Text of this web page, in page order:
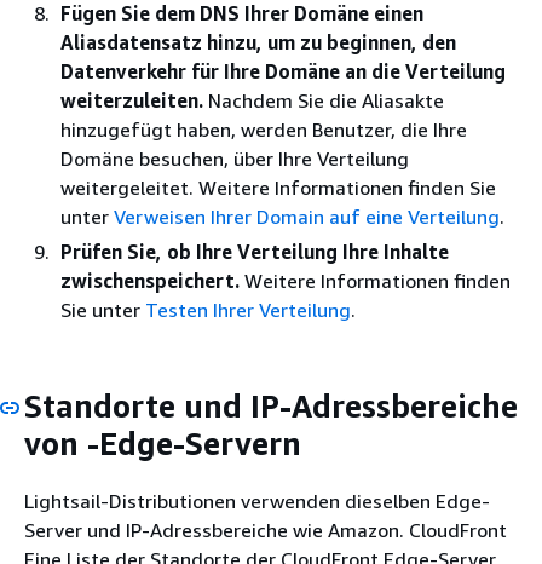
Fügen Sie dem DNS Ihrer Domäne einen
Aliasdatensatz hinzu, um zu beginnen, den
Datenverkehr für Ihre Domäne an die Verteilung
weiterzuleiten. Nachdem Sie die Aliasakte
hinzugefügt haben, werden Benutzer, die Ihre
Domäne besuchen, über Ihre Verteilung
weitergeleitet. Weitere Informationen finden Sie
unter Verweisen Ihrer Domain auf eine Verteilung.
Prüfen Sie, ob Ihre Verteilung Ihre Inhalte
zwischenspeichert. Weitere Informationen finden
Sie unter Testen Ihrer Verteilung.
Standorte und IP-Adressbereiche
von -Edge-Servern
Lightsail-Distributionen verwenden dieselben Edge-
Server und IP-Adressbereiche wie Amazon. CloudFront
Eine Liste der Standorte der CloudFront Edge-Server